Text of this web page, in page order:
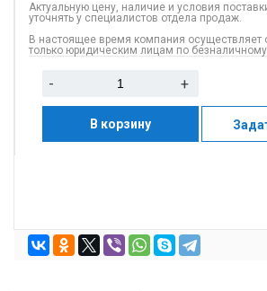
Актуальную цену, наличие и условия
уточнять у специалистов отдела продаж.
В настоящее время компания осуществляет
только юридическим лицам по безналичному
- +
В корзину